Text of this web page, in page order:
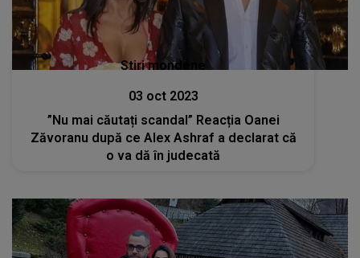
Stiri mondene
03 oct 2023
”Nu mai căutați scandal” Reacția Oanei
Zăvoranu după ce Alex Ashraf a declarat că
o va dă în judecată